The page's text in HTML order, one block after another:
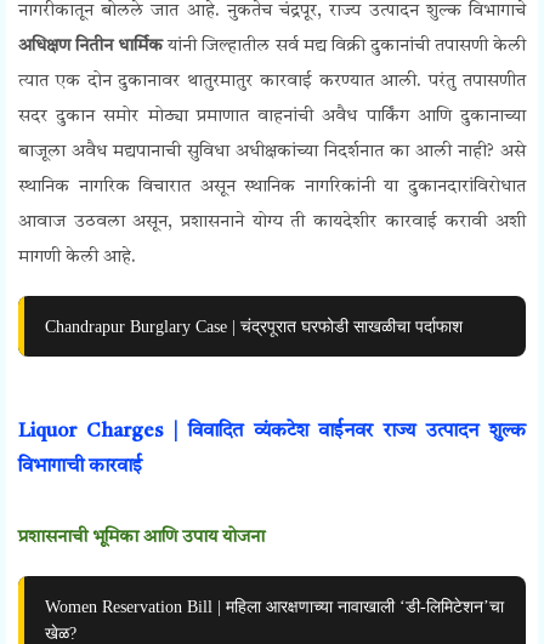
नागरीकातून बोलले जात आहे. नुकतेच चंद्रपूर, राज्य उत्पादन शुल्क विभागाचे
अधिक्षण नितीन धार्मिकयांनी जिल्हातील सर्वमद्य विक्री दुकानांची तपासणी केली
त्यात एक दोन दुकानावर थातुरमातुर कारवाई करण्यात आली. परंतु तपासणीत
सदर दुकान समोर मोठ्या प्रमाणात वाहनांची अवैध पार्किंग आणि दुकानाच्या
बाजूला अवैध मद्यपानाची सुविधा अधीक्षकांच्या निदर्शनात का आली नाही? असे
स्थानिक नागरिक विचारात असूनस्थानिक नागरिकांनी या दुकानदारांविरोधात
आवाज उठवला असून, प्रशासनाने योग्य ती कायदेशीर कारवाई करावी अशी
मागणी केली आहे.
Chandrapur Burglary Case | चंद्रपूरात घरफोडी साखळीचा पर्दाफाश
Liquor Charges | विवादित व्यंकटेश वाईनवर राज्य उत्पादन शुल्क
विभागाची कारवाई
प्रशासनाची भूमिका आणि उपाय योजना
Women Reservation Bill | महिला आरक्षणाच्या नावाखाली ‘डी-लिमिटेशन’चा
खेळ?